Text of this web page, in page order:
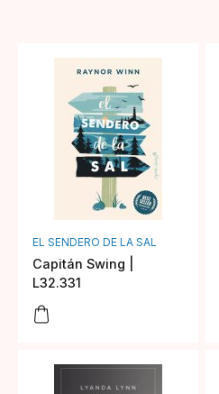
EL SENDERO DE LA SAL
Capitán Swing |
L32.331